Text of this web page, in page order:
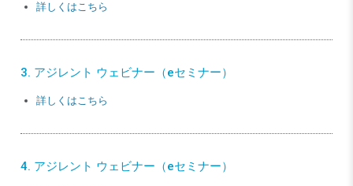
詳しくはこちら
3. アジレント ウェビナー（eセミナー）
詳しくはこちら
4. アジレント ウェビナー（eセミナー）